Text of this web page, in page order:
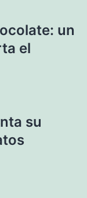
un
el
su